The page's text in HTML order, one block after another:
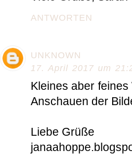
ANTWORTEN
UNKNOWN
17. April 2017 um
Kleines aber
Anschauen der
Liebe Grüße